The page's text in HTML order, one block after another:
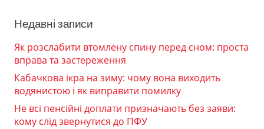
Недавні записи
Як розслабити втомлену спину перед сном: проста
вправа та застереження
Кабачкова ікра на зиму: чому вона виходить
водянистою і як виправити помилку
Не всі пенсійні доплати призначають без заяви:
кому слід звернутися до ПФУ